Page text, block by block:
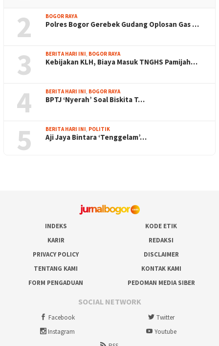
2 BOGOR RAYA
Polres Bogor Gerebek Gudang Oplosan Gas …
3 BERITA HARI INI, BOGOR RAYA
Kebijakan KLH, Biaya Masuk TNGHS Pamijah…
4 BERITA HARI INI, BOGOR RAYA
BPTJ ‘Nyerah’ Soal Biskita T…
5 BERITA HARI INI, POLITIK
Aji Jaya Bintara ‘Tenggelam’…
INDEKS
KODE ETIK
KARIR
REDAKSI
PRIVACY POLICY
DISCLAIMER
TENTANG KAMI
KONTAK KAMI
FORM PENGADUAN
PEDOMAN MEDIA SIBER
SOCIAL NETWORK
Facebook
Twitter
Instagram
Youtube